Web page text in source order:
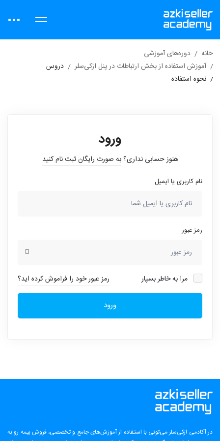
خانه
دوره‌های آموزشی
آموزش استفاده از بخش ارتباطات در پنل ازکی‌سلر
دروس
نحوه استفاده
ورود
هنوز حسابی نداری؟به صورت رایگان ثبت نام کنید
نام کاربری یا ایمیل
رمز عبور
مرا به خاطر بسپار رمز عبور خود را فراموش کرده اید؟
ورود
در آکادمی ازکی‌سلر می‌تونی با استفاده از آموزش‌های جامع و تخصصی، فروش بیمه رو به